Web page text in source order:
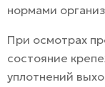
нормами
При осмотрах
состояние
уплотнений